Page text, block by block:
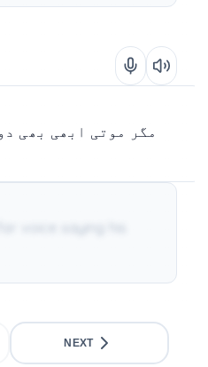
مگر موتی ابھی بھی
voice saying his
NEXT